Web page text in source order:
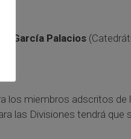
García Palacios
los miembros adscritos de
las Divisiones tendrá que